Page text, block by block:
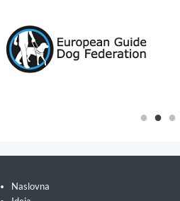
Naslovna